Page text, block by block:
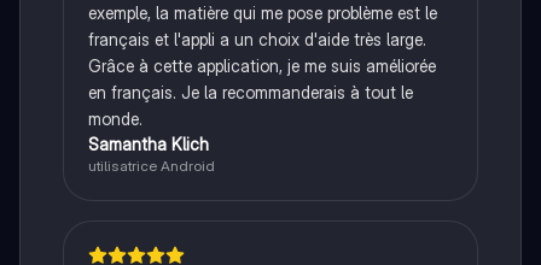
exemple, la matière qui me pose problème est le
français et l'appli a un choix d'aide très large.
Grâce à cette application, je me suis améliorée
en français. Je la recommanderais à tout le
monde.
Samantha Klich
utilisatrice Android